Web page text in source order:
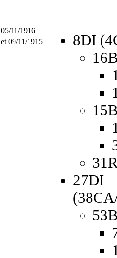
05/11/1916
et 09/11/1915
8DI
27DI